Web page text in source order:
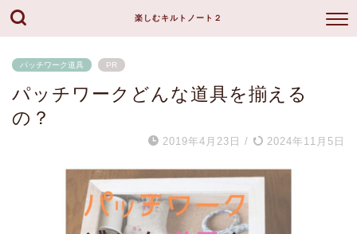
楽しむキルトノート２
パッチワーク道具 PR
パッチワークどんな道具を揃える
の？
2019年4月23日 / 2024年11月5日